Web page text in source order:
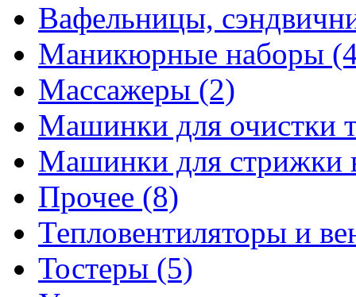
Вафельницы,
Маникюрные наборы
Массажеры (2)
Машинки для очистки
Машинки для стрижки
Прочее (8)
Тепловентиляторы и
Тостеры (5)